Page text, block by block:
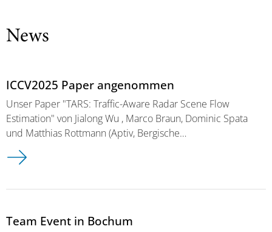
News
ICCV2025 Paper angenommen
Unser Paper "TARS: Traffic-Aware Radar Scene Flow
Estimation" von Jialong Wu , Marco Braun, Dominic Spata
und Matthias Rottmann (Aptiv, Bergische…
Team Event in Bochum